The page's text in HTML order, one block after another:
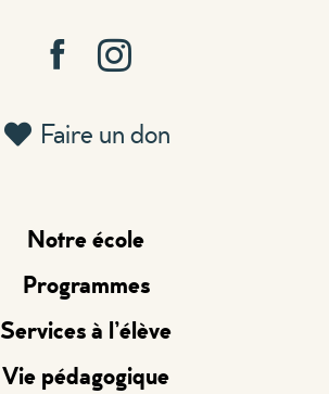
Faire un don
Notre école
Programmes
Services à l’élève
Vie pédagogique